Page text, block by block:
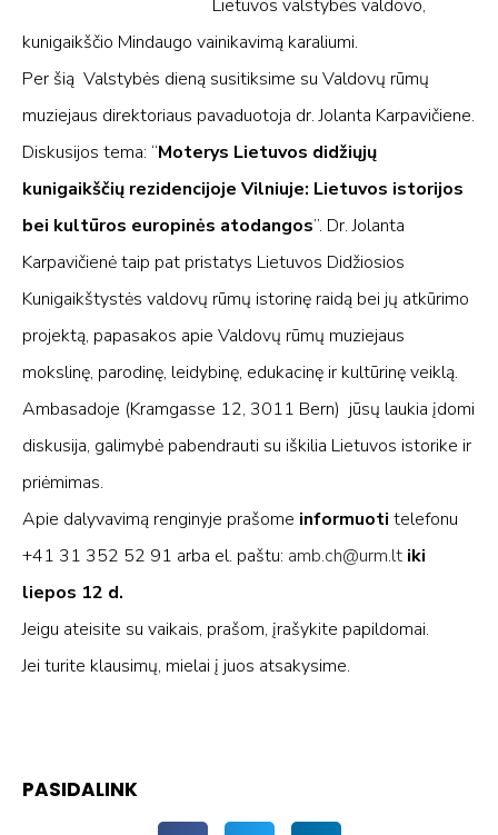
Lietuvos valstybės valdovo,
kunigaikščio Mindaugo vainikavimą karaliumi.
Per šią Valstybės dieną susitiksime su Valdovų rūmų
muziejaus direktoriaus pavaduotoja dr. Jolanta Karpavičiene.
Diskusijos tema: “Moterys Lietuvos didžiųjų
kunigaikščių rezidencijoje Vilniuje: Lietuvos istorijos
bei kultūros europinės atodangos”. Dr. Jolanta
Karpavičienė taip pat pristatys Lietuvos Didžiosios
Kunigaikštystės valdovų rūmų istorinę raidą bei jų atkūrimo
projektą, papasakos apie Valdovų rūmų muziejaus
mokslinę, parodinę, leidybinę, edukacinę ir kultūrinę veiklą.
Ambasadoje (Kramgasse 12, 3011 Bern) jūsų laukia įdomi
diskusija, galimybė pabendrauti su iškilia Lietuvos istorike ir
priėmimas.
Apie dalyvavimą renginyje prašome informuoti telefonu
+41 31 352 52 91 arba el. paštu: amb.ch@urm.lt iki
liepos 12 d.
Jeigu ateisite su vaikais, prašom, įrašykite papildomai.
Jei turite klausimų, mielai į juos atsakysime.
PASIDALINK